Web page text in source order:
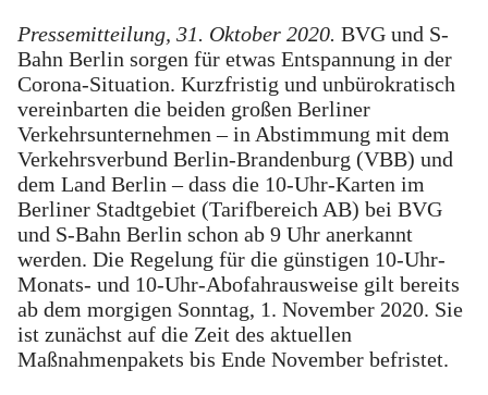
Pressemitteilung, 31. Oktober 2020. BVG und S-
Bahn Berlin sorgen für etwas Entspannung in der
Corona-Situation. Kurzfristig und unbürokratisch
vereinbarten die beiden großen Berliner
Verkehrsunternehmen – in Abstimmung mit dem
Verkehrsverbund Berlin-Brandenburg (VBB) und
dem Land Berlin – dass die 10-Uhr-Karten im
Berliner Stadtgebiet (Tarifbereich AB) bei BVG
und S-Bahn Berlin schon ab 9 Uhr anerkannt
werden. Die Regelung für die günstigen 10-Uhr-
Monats- und 10-Uhr-Abofahrausweise gilt bereits
ab dem morgigen Sonntag, 1. November 2020. Sie
ist zunächst auf die Zeit des aktuellen
Maßnahmenpakets bis Ende November befristet.